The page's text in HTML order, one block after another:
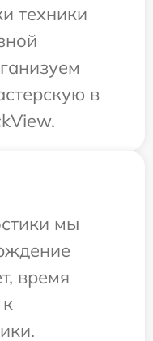
техники
в
мы
время